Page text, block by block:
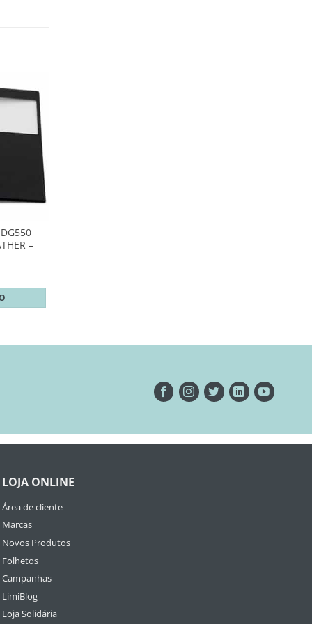
–
LOJA ONLINE
Área de cliente
Marcas
Novos Produtos
Folhetos
Campanhas
LimiBlog
Loja Solidária